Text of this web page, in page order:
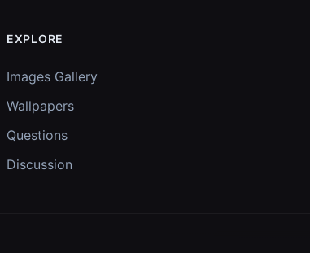
EXPLORE
Images Gallery
Wallpapers
Questions
Discussion